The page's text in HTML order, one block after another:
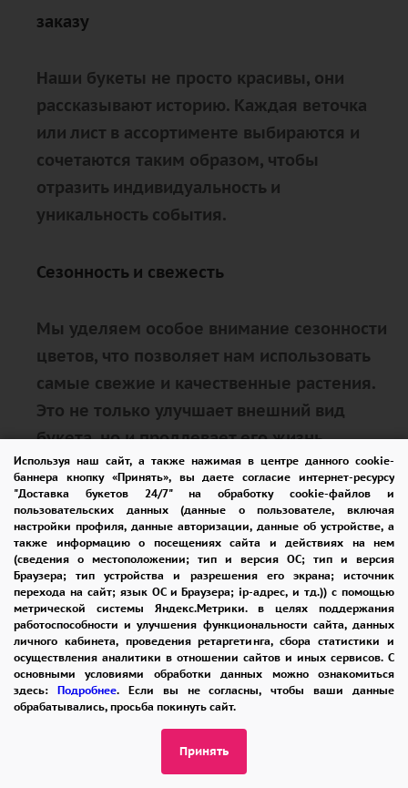
Используя наш сайт, а также нажимая в центре данного cookie-
баннера кнопку «Принять», вы даете согласие интернет-ресурсу
"Доставка букетов 24/7" на обработку cookie-файлов и
пользовательских данных (данные о пользователе, включая
настройки профиля, данные авторизации, данные об устройстве, а
также информацию о посещениях сайта и действиях на нем
(сведения о местоположении; тип и версия ОС; тип и версия
Браузера; тип устройства и разрешения его экрана; источник
перехода на сайт; язык ОС и Браузера; ip-адрес, и тд.)) с помощью
метрической системы Яндекс.Метрики. в целях поддержания
работоспособности и улучшения функциональности сайта, данных
личного кабинета, проведения ретаргетинга, сбора статистики и
осуществления аналитики в отношении сайтов и иных сервисов. С
основными условиями обработки данных можно ознакомиться
здесь: Подробнее. Если вы не согласны, чтобы ваши данные
обрабатывались, просьба покинуть сайт.
Принять
заказу
Наши букеты не просто красивы, они
рассказывают историю. Каждая веточка
или лист в ассортименте выбираются и
сочетаются таким образом, чтобы
отразить индивидуальность и
уникальность события.
Сезонность и свежесть
Мы уделяем особое внимание сезонности
цветов, что позволяет нам использовать
самые свежие и качественные растения.
Это не только улучшает внешний вид
букета, но и продлевает его жизнь,
позволяя радовать вас и ваших близких
как можно дольше.
Консультации и советы
Наши флористы всегда готовы
предложить вам консультации и помочь
выбрать идеальный букет, который будет
гармонировать с особенностями
праздника и личными предпочтениями
получателя. Мы поможем вам учесть все
нюансы, от цвета одежды до интерьера